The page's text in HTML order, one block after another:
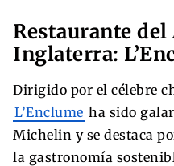
Restaurante del
Inglaterra:
Dirigido por el célebre
L’Enclume ha sido
Michelin y se destaca
la gastronomía